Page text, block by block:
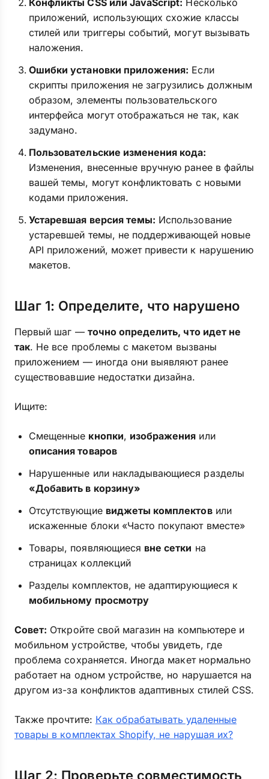
Конфликты CSS или JavaScript: Несколько
приложений, использующих схожие классы
стилей или триггеры событий, могут вызывать
наложения.
Ошибки установки приложения: Если
скрипты приложения не загрузились должным
образом, элементы пользовательского
интерфейса могут отображаться не так, как
задумано.
Пользовательские изменения кода:
Изменения, внесенные вручную ранее в файлы
вашей темы, могут конфликтовать с новыми
кодами приложения.
Устаревшая версия темы: Использование
устаревшей темы, не поддерживающей новые
API приложений, может привести к нарушению
макетов.
Шаг 1: Определите, что нарушено
Первый шаг — точно определить, что идет не
так. Не все проблемы с макетом вызваны
приложением — иногда они выявляют ранее
существовавшие недостатки дизайна.
Ищите:
Смещенные кнопки, изображения или
описания товаров
Нарушенные или накладывающиеся разделы
«Добавить в корзину»
Отсутствующие виджеты комплектовили
искаженные блоки «Часто покупают вместе»
Товары, появляющиеся вне сетки на
страницах коллекций
Разделы комплектов, не адаптирующиеся к
мобильному просмотру
Совет: Откройте свой магазин на компьютере и
мобильном устройстве, чтобы увидеть, где
проблема сохраняется. Иногда макет нормально
работает на одном устройстве, но нарушается на
другом из-за конфликтов адаптивных стилей CSS.
Также прочтите: Как обрабатывать удаленные
товары в комплектах Shopify, не нарушая их?
Шаг 2: Проверьте совместимость